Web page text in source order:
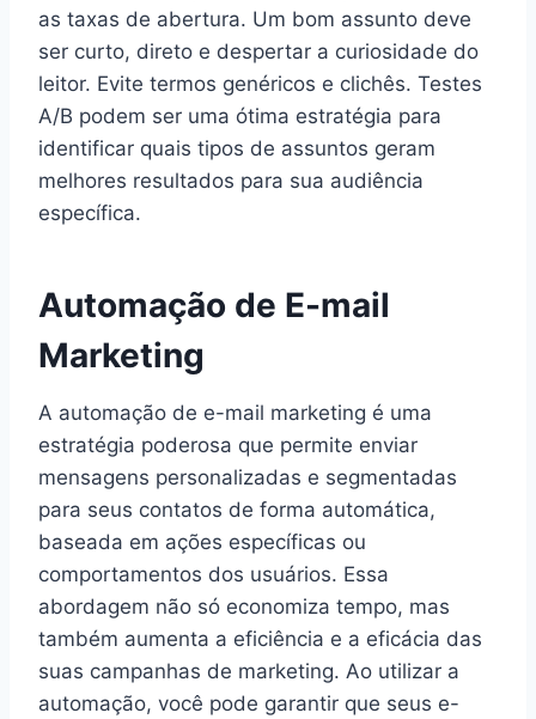
as taxas de abertura. Um bom assunto deve
ser curto, direto e despertar a curiosidade do
leitor. Evite termos genéricos e clichês. Testes
A/B podem ser uma ótima estratégia para
identificar quais tipos de assuntos geram
melhores resultados para sua audiência
específica.
Automação de E-mail
Marketing
A automação de e-mail marketing é uma
estratégia poderosa que permite enviar
mensagens personalizadas e segmentadas
para seus contatos de forma automática,
baseada em ações específicas ou
comportamentos dos usuários. Essa
abordagem não só economiza tempo, mas
também aumenta a eficiência e a eficácia das
suas campanhas de marketing. Ao utilizar a
automação, você pode garantir que seus e-